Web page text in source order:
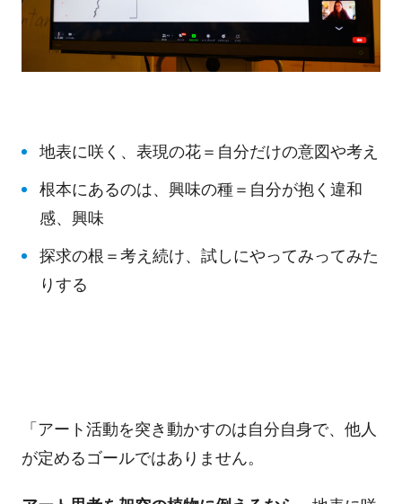
地表に咲く、表現の花＝自分だけの意図や考え
根本にあるのは、興味の種＝自分が抱く違和
感、興味
探求の根＝考え続け、試しにやってみってみた
りする
「アート活動を突き動かすのは自分自身で、他人
が定めるゴールではありません。